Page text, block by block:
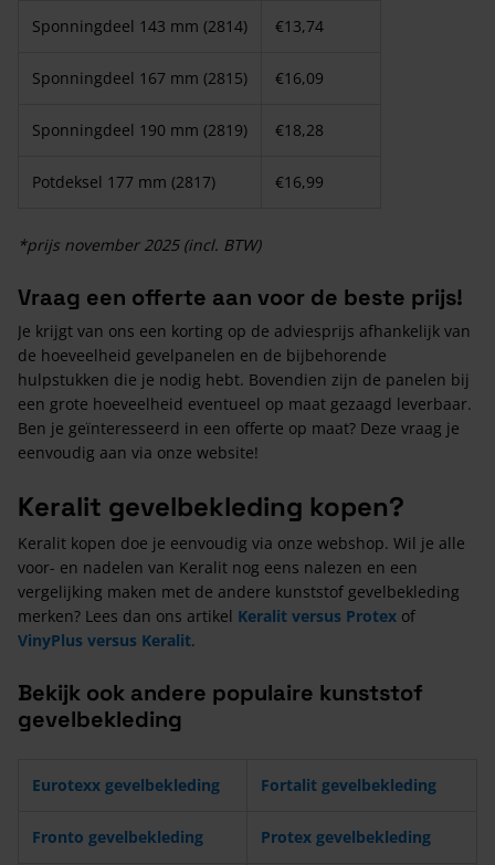
Sponningdeel 143 mm (2814) €13,74
Sponningdeel 167 mm (2815) €16,09
Sponningdeel 190 mm (2819) €18,28
Potdeksel 177 mm (2817) €16,99
*prijs november 2025 (incl. BTW)
Vraag een offerte aan voor de beste prijs!
Je krijgt van ons een korting op de adviesprijs afhankelijk van
de hoeveelheid gevelpanelen en de bijbehorende
hulpstukken die je nodig hebt. Bovendien zijn de panelen bij
een grote hoeveelheid eventueel op maat gezaagd leverbaar.
Ben je geïnteresseerd in een offerte op maat? Deze vraag je
eenvoudig aan via onze website!
Keralit gevelbekleding kopen?
Keralit kopen doe je eenvoudig via onze webshop. Wil je alle
voor- en nadelen van Keralit nog eens nalezen en een
vergelijking maken met de andere kunststof gevelbekleding
merken? Lees dan ons artikel Keralit versus Protex of
VinyPlus versus Keralit.
Bekijk ook andere populaire kunststof
gevelbekleding
Eurotexx gevelbekleding Fortalit gevelbekleding
Fronto gevelbekleding Protex gevelbekleding